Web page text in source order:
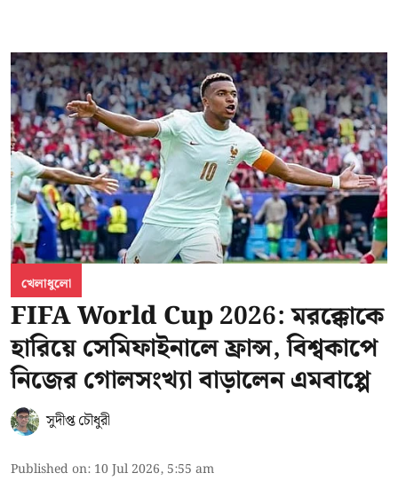
খেলাধুলো
FIFA World Cup 2026: মরক্কোকে
হারিয়ে সেমিফাইনালে ফ্রান্স, বিশ্বকাপে
নিজের গোলসংখ্যা বাড়ালেন এমবাপ্পে
সুদীপ্ত চৌধুরী
Published on: 10 Jul 2026, 5:55 am